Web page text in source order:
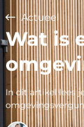
Actueel
Wat is
In dit artikel lees